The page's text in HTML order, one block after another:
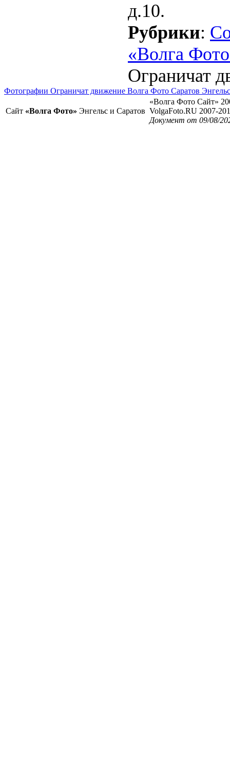
д.10.
Рубрики:
«Волга
Ограничат
Фотографии Ограничат движение Волга Фото Саратов Энгельс
Сайт «Волга Фото» Энгельс и Саратов
«Волга Фото Сайт»
VolgaFoto.RU 2007-
Документ от 09/08/